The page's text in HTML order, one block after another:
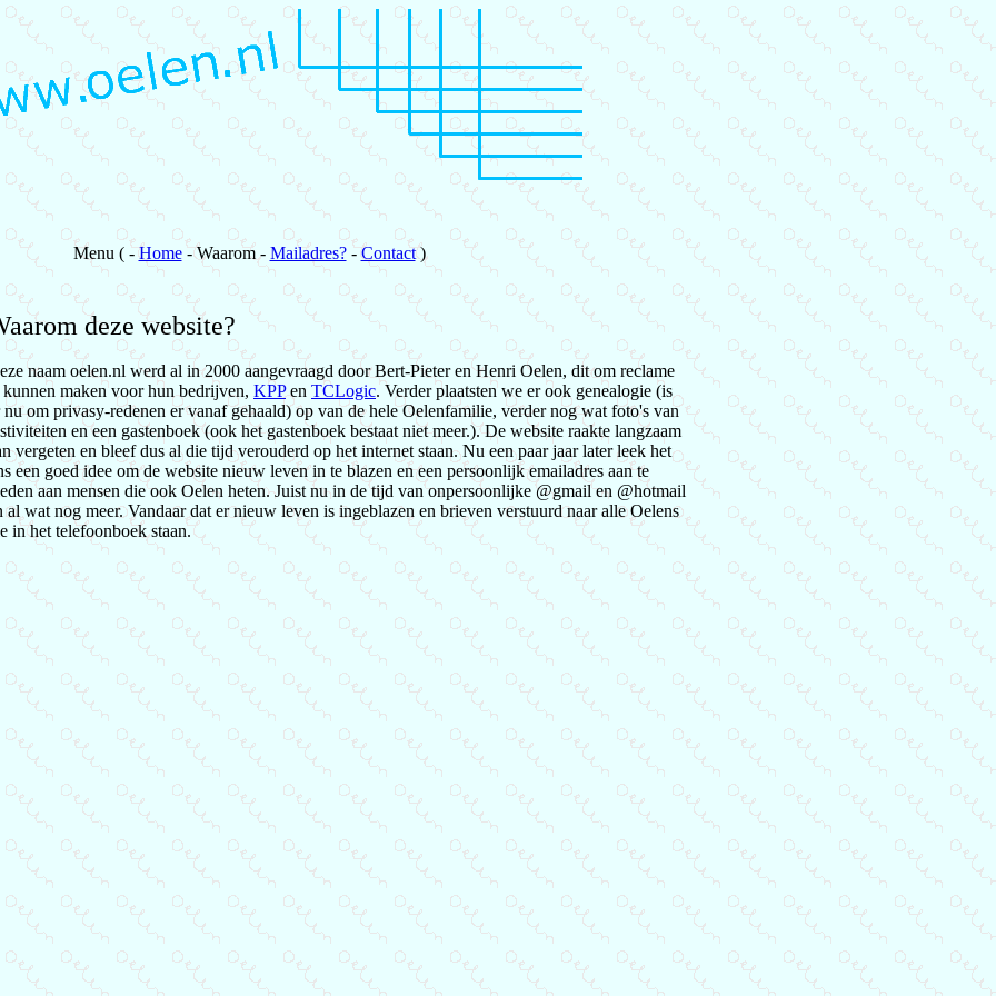
Menu ( - Home- Waarom - Mailadres?- Contact)
deze website?
naam oelen.nl werd al in 2000 aangevraagd door Bert-Pieter en Henri Oelen, dit om reclame
kunnen maken voor hun bedrijven, KPPen TCLogic. Verder plaatsten we er ook genealogie (is
nu om privasy-redenen er vanaf gehaald) op van de hele Oelenfamilie, verder nog wat foto's van
en een gastenboek (ook het gastenboek bestaat niet meer.). De website raakte langzaam
vergeten en bleef dus al die tijd verouderd op het internet staan. Nu een paar jaar later leek het
een goed idee om de website nieuw leven in te blazen en een persoonlijk emailadres aan te
aan mensen die ook Oelen heten. Juist nu in de tijd van onpersoonlijke @gmail en @hotmail
al wat nog meer. Vandaar dat er nieuw leven is ingeblazen en brieven verstuurd naar alle Oelens
in het telefoonboek staan.